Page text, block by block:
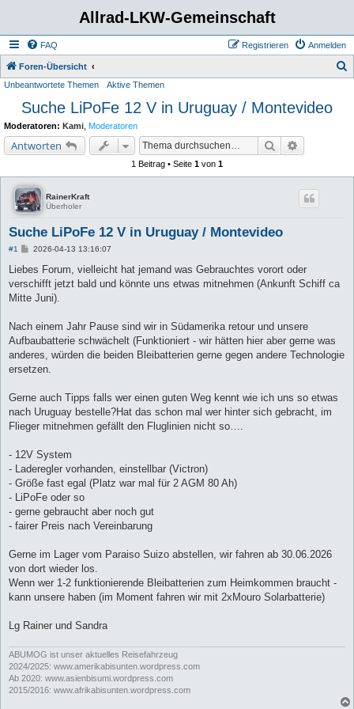
Allrad-LKW-Gemeinschaft
FAQ Anmelden
Registrieren
Foren-Übersicht
Unbeantwortete Themen Aktive Themen
Suche LiPoFe 12 V in Uruguay / Montevideo
Moderatoren: Kami Moderatoren
Antworten Suche
1 Beitrag • Seite 1 von 1
RainerKraft
Überholer
Suche LiPoFe 12 V in Uruguay / Montevideo
#1
B
i
r
a
2026-04-13 13:16:07
Liebes Forum, vielleicht hat jemand was Gebrauchtes vorort oder
verschifft jetzt bald und könnte uns etwas mitnehmen (Ankunft Schiff ca
Mitte Juni).
Nach einem Jahr Pause sind wir in Südamerika retour und unsere
Aufbaubatterie schwächelt (Funktioniert - wir hätten hier aber gerne was
anderes, würden die beiden Bleibatterien gerne gegen andere Technologie
ersetzen.
Gerne auch Tipps falls wer einen guten Weg kennt wie ich uns so etwas
nach Uruguay bestelle?Hat das schon mal wer hinter sich gebracht, im
Flieger mitnehmen gefällt den Fluglinien nicht so….
- 12V System
- Laderegler vorhanden, einstellbar (Victron)
- Größe fast egal (Platz war mal für 2 AGM 80 Ah)
- LiPoFe oder so
- gerne gebraucht aber noch gut
- fairer Preis nach Vereinbarung
Gerne im Lager vom Paraiso Suizo abstellen, wir fahren ab 30.06.2026
von dort wieder los.
Wenn wer 1-2 funktionierende Bleibatterien zum Heimkommen braucht -
kann unsere haben (im Moment fahren wir mit 2xMouro Solarbatterie)
Lg Rainer und Sandra
ABUMOG ist unser aktuelles Reisefahrzeug
2024/2025: www.amerikabisunten.wordpress.com
Ab 2020: www.asienbisumi.wordpress.com
2015/2016: www.afrikabisunten.wordpress.com